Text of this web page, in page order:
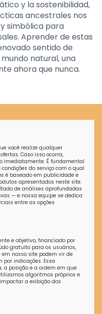
y la sostenibilidad,
ancestrales nos
simbólica para
Aprender de estas
sentido de
natural, una
ahora que nunca.
você realize qualquer
Caso isso ocorra,
imediatamente. É fundamental
do serviço com o qual
é baseado em publicidade e
apresentados neste site.
de análises aprofundadas
— e nossa equipe se dedica
entre as opções
e objetivo, financiado por
gratuito para os usuários,
nosso site podem vir de
indicações. Essa
a posição e a ordem em que
algoritmos próprios e
a exibição dos